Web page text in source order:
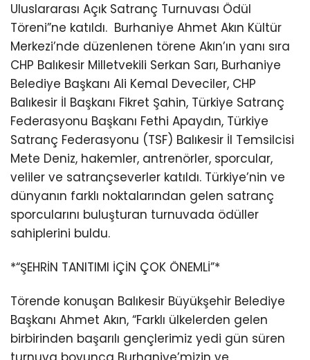
Uluslararası Açık Satranç Turnuvası Ödül
Töreni”ne katıldı. Burhaniye Ahmet Akın Kültür
Merkezi’nde düzenlenen törene Akın’ın yanı sıra
CHP Balıkesir Milletvekili Serkan Sarı, Burhaniye
Belediye Başkanı Ali Kemal Deveciler, CHP
Balıkesir İl Başkanı Fikret Şahin, Türkiye Satranç
Federasyonu Başkanı Fethi Apaydın, Türkiye
Satranç Federasyonu (TSF) Balıkesir İl Temsilcisi
Mete Deniz, hakemler, antrenörler, sporcular,
veliler ve satrançseverler katıldı. Türkiye’nin ve
dünyanın farklı noktalarından gelen satranç
sporcularını buluşturan turnuvada ödüller
sahiplerini buldu.
*“ŞEHRİN TANITIMI İÇİN ÇOK ÖNEMLİ”*
Törende konuşan Balıkesir Büyükşehir Belediye
Başkanı Ahmet Akın, “Farklı ülkelerden gelen
birbirinden başarılı gençlerimiz yedi gün süren